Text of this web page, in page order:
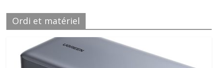
Ordi et matériel